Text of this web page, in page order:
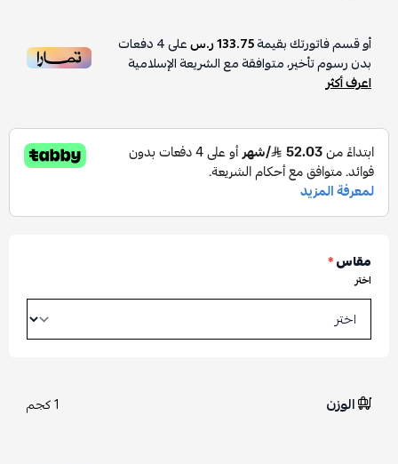
أو قسم فاتورتك بقيمة133.75 ر.س على4دفعات
بدون رسوم تأخير، متوافقة مع الشريعة الإسلامية
اعرف أكثر
مقاس*
اختر
الوزن 1 كجم